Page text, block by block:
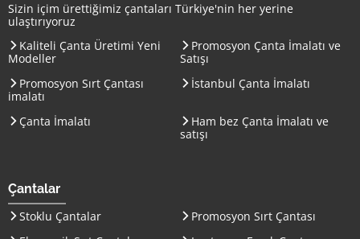
Sizin içim ürettiğimiz çantaları Türkiye'nin her yerine
ulaştırıyoruz
Kaliteli Çanta Üretimi Yeni
Modeller
Promosyon Çanta İmalatı ve
Satışı
Promosyon Sırt Çantası
imalatı
İstanbul Çanta İmalatı
Çanta İmalatı
Ham bez Çanta İmalatı ve
satışı
Çantalar
Stoklu Çantalar
Promosyon Sırt Çantası